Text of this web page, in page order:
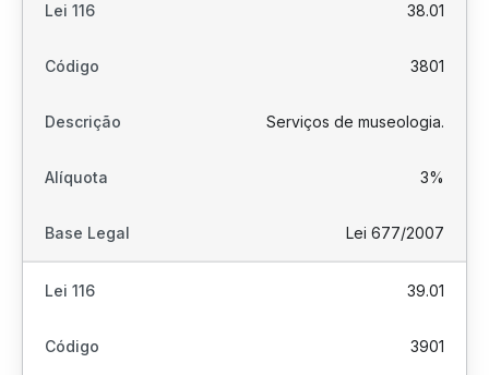
38.01
3801
Serviços de museologia.
3%
Lei 677/2007
39.01
3901